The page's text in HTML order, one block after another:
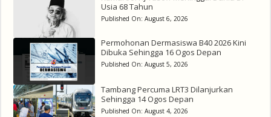
Usia 68 Tahun
Published On: August 6, 2026
Permohonan Dermasiswa B40 2026 Kini
Dibuka Sehingga 16 Ogos Depan
Published On: August 5, 2026
Tambang Percuma LRT3 Dilanjurkan
Sehingga 14 Ogos Depan
Published On: August 4, 2026